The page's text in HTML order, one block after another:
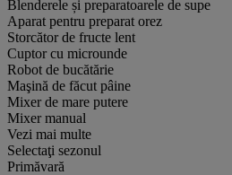
Blenderele și preparatoarele de supe
Aparat pentru preparat orez
Storcător de fructe lent
Cuptor cu microunde
Robot de bucătărie
Maşină de făcut pâine
Mixer de mare putere
Mixer manual
Vezi mai multe
Selectaţi sezonul
Primăvară